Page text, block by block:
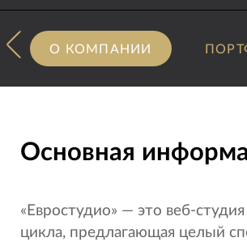
О КОМПАНИИ
Основная
«Евростудио» — это веб-
цикла, предлагающая целый